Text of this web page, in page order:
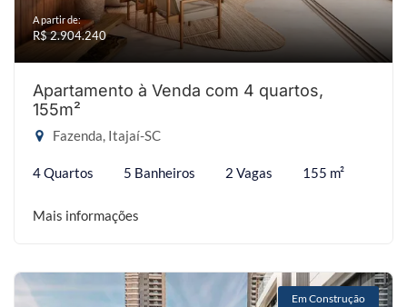
A partir de:
R$ 2.904.240
Apartamento à Venda com 4 quartos,
155m²
Fazenda, Itajaí-SC
4 Quartos 5 Banheiros 2 Vagas 155 m²
Mais informações
Em Construção